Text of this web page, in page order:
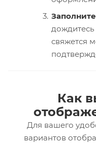
дождитесь
свяжется
Как
Для вашего
вариантов